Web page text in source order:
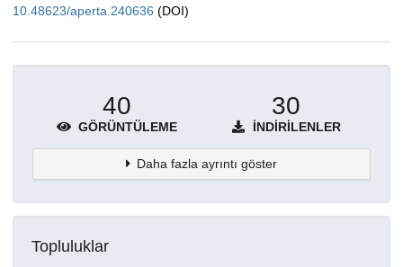
10.48623/aperta.240636 (DOI)
40
GÖRÜNTÜLEME
30
İNDIRILENLER
Daha fazla ayrıntı göster
Topluluklar